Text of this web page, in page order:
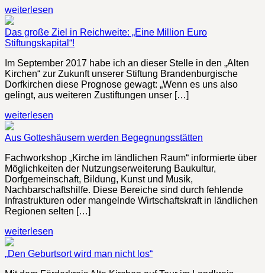
weiterlesen
Das große Ziel in Reichweite: „Eine Million Euro
Stiftungskapital“!
Im September 2017 habe ich an dieser Stelle in den „Alten
Kirchen“ zur Zukunft unserer Stiftung Brandenburgische
Dorfkirchen diese Prognose gewagt: „Wenn es uns also
gelingt, aus weiteren Zustiftungen unser […]
weiterlesen
Aus Gotteshäusern werden Begegnungsstätten
Fachworkshop „Kirche im ländlichen Raum“ informierte über
Möglichkeiten der Nutzungserweiterung Baukultur,
Dorfgemeinschaft, Bildung, Kunst und Musik,
Nachbarschaftshilfe. Diese Bereiche sind durch fehlende
Infrastrukturen oder mangelnde Wirtschaftskraft in ländlichen
Regionen selten […]
weiterlesen
„Den Geburtsort wird man nicht los“